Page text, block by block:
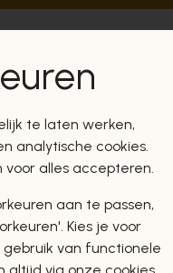
te laten werken,
analytische cookies.
alles accepteren.
aan te passen,
Kies je voor
van functionele
altijd via onze cookies